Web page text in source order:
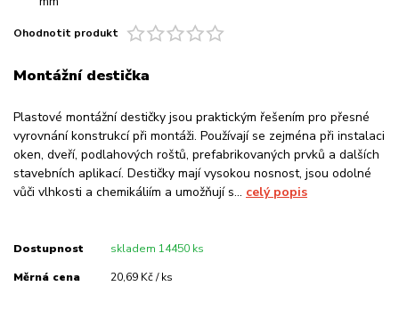
Ohodnotit produkt
Montážní destička
Plastové montážní destičky jsou praktickým řešením pro přesné
vyrovnání konstrukcí při montáži. Používají se zejména při instalaci
oken, dveří, podlahových roštů, prefabrikovaných prvků a dalších
stavebních aplikací. Destičky mají vysokou nosnost, jsou odolné
vůči vlhkosti a chemikáliím a umožňují s... celý popis
Dostupnost skladem 14450 ks
Měrná cena 20,69 Kč / ks